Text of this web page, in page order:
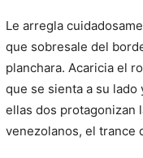
Le arregla
que sobresale del
planchara. Acaricia el
que se sienta a su
ellas dos protagonizan
venezolanos, el trance